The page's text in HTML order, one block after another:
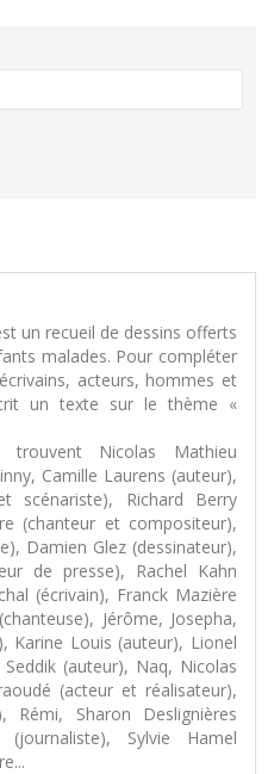
un recueil de dessins offerts
malades. Pour compléter
acteurs, hommes et
un texte sur le thème «
trouvent Nicolas Mathieu
Camille Laurens (auteur),
scénariste), Richard Berry
(chanteur et compositeur),
Damien Glez (dessinateur),
de presse), Rachel Kahn
(écrivain), Franck Mazière
Jérôme, Josepha,
Karine Louis (auteur), Lionel
(auteur), Naq, Nicolas
(acteur et réalisateur),
Rémi, Sharon Deslignières
Sylvie Hamel